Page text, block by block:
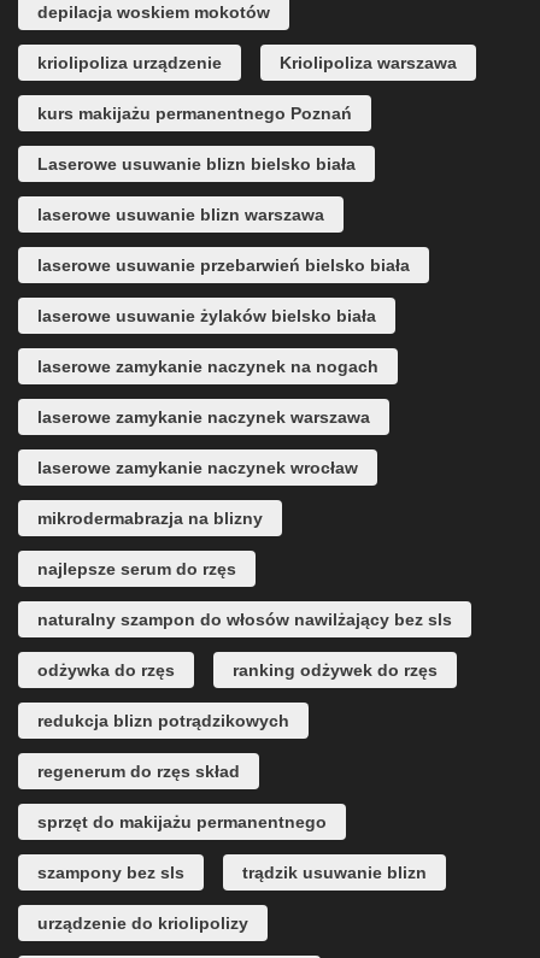
depilacja woskiem mokotów
kriolipoliza urządzenie Kriolipoliza warszawa
kurs makijażu permanentnego Poznań
Laserowe usuwanie blizn bielsko biała
laserowe usuwanie blizn warszawa
laserowe usuwanie przebarwień bielsko biała
laserowe usuwanie żylaków bielsko biała
laserowe zamykanie naczynek na nogach
laserowe zamykanie naczynek warszawa
laserowe zamykanie naczynek wrocław
mikrodermabrazja na blizny
najlepsze serum do rzęs
naturalny szampon do włosów nawilżający bez sls
odżywka do rzęs ranking odżywek do rzęs
redukcja blizn potrądzikowych
regenerum do rzęs skład
sprzęt do makijażu permanentnego
szampony bez sls trądzik usuwanie blizn
urządzenie do kriolipolizy